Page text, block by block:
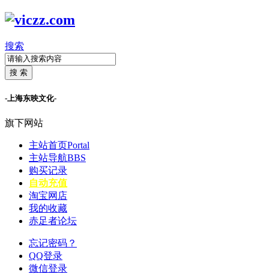
搜索
搜 索
-上海东映文化-
旗下网站
主站首页Portal
主站导航BBS
购买记录
自动充值
淘宝网店
我的收藏
赤足者论坛
忘记密码？
QQ登录
微信登录